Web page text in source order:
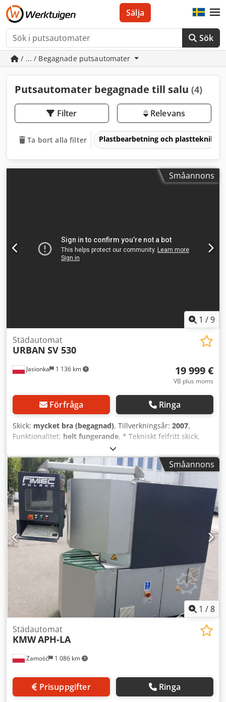
Sök
Sälja
/ ... / Begagnade putsautomater
Putsautomater begagnade till salu (4)
Filter Relevans
Ta bort alla filter Plastbearbetning och plastteknik
Småannons
1 /9
Jasionka 1 136 km
Städautomat
URBAN SV 530
19 999 €
VB plus moms
Förfråga Ringa
Skick: mycket bra (begagnad), Tillverkningsår: 2007,
Funktionalitet: helt fungerande, * Tekniskt felfritt skick,
driftsklart efter fullständig service genomförd *
Sågbladsdiameter: 250 mm * 4 CNC-styrda axlar * Maximal
bearbetningshöjd: 200 mm * Profildetekteringssystem
Djdexx Rtcepfx Adxowa * 2 spårfräsar (uppe och nere) +
andra verktyg
Småannons
1 /8
Zamość 1 086 km
Städautomat
KMWAPH-LA
Prisuppgifter Ringa